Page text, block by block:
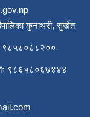
कुनाथरी, सुर्खेत
९८५८०८८२००
९८६५८०६७४४४